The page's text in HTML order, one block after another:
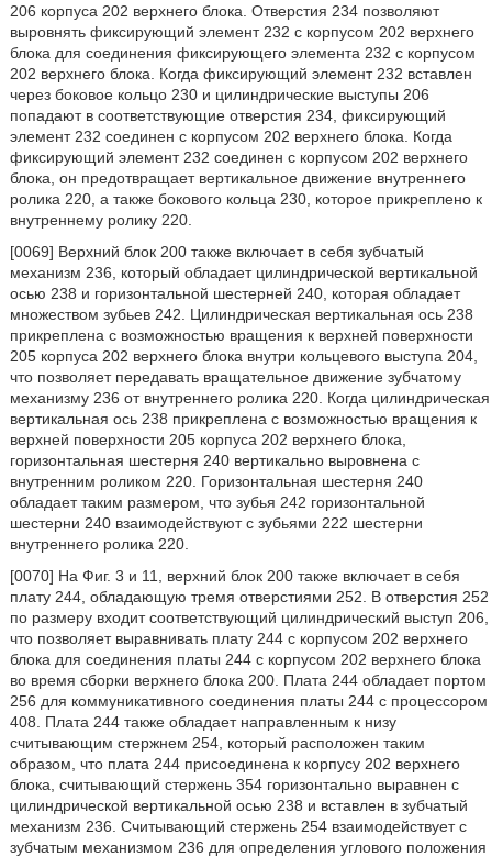
206 корпуса 202 верхнего блока. Отверстия 234 позволяют
выровнять фиксирующий элемент 232 с корпусом 202 верхнего
блока для соединения фиксирующего элемента 232 с корпусом
202 верхнего блока. Когда фиксирующий элемент 232 вставлен
через боковое кольцо 230 и цилиндрические выступы 206
попадают в соответствующие отверстия 234, фиксирующий
элемент 232 соединен с корпусом 202 верхнего блока. Когда
фиксирующий элемент 232 соединен с корпусом 202 верхнего
блока, он предотвращает вертикальное движение внутреннего
ролика 220, а также бокового кольца 230, которое прикреплено к
внутреннему ролику 220.
[0069] Верхний блок 200 также включает в себя зубчатый
механизм 236, который обладает цилиндрической вертикальной
осью 238 и горизонтальной шестерней 240, которая обладает
множеством зубьев 242. Цилиндрическая вертикальная ось 238
прикреплена с возможностью вращения к верхней поверхности
205 корпуса 202 верхнего блока внутри кольцевого выступа 204,
что позволяет передавать вращательное движение зубчатому
механизму 236 от внутреннего ролика 220. Когда цилиндрическая
вертикальная ось 238 прикреплена с возможностью вращения к
верхней поверхности 205 корпуса 202 верхнего блока,
горизонтальная шестерня 240 вертикально выровнена с
внутренним роликом 220. Горизонтальная шестерня 240
обладает таким размером, что зубья 242 горизонтальной
шестерни 240 взаимодействуют с зубьями 222 шестерни
внутреннего ролика 220.
[0070] На Фиг. 3 и 11, верхний блок 200 также включает в себя
плату 244, обладающую тремя отверстиями 252. В отверстия 252
по размеру входит соответствующий цилиндрический выступ 206,
что позволяет выравнивать плату 244 с корпусом 202 верхнего
блока для соединения платы 244 с корпусом 202 верхнего блока
во время сборки верхнего блока 200. Плата 244 обладает портом
256 для коммуникативного соединения платы 244 с процессором
408. Плата 244 также обладает направленным к низу
считывающим стержнем 254, который расположен таким
образом, что плата 244 присоединена к корпусу 202 верхнего
блока, считывающий стержень 354 горизонтально выравнен с
цилиндрической вертикальной осью 238 и вставлен в зубчатый
механизм 236. Считывающий стержень 254 взаимодействует с
зубчатым механизмом 236 для определения углового положения